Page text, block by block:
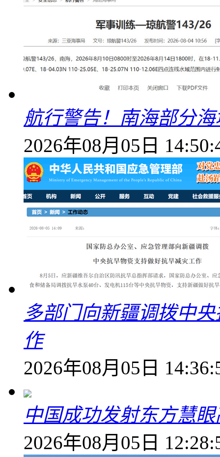
航行警告！南海部分
2026年08月05日
多部门向新疆调拨中
作
2026年08月05日
中国成功发射东方慧
2026年08月05日